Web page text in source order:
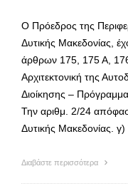
Ο Πρόεδρος της
Δυτικής Μακεδονίας,
άρθρων 175, 175 Α,
Αρχιτεκτονική της
Διοίκησης –
Την αριθμ. 2/24
Δυτικής Μακεδονίας.
Διαβάστε περισσότερα